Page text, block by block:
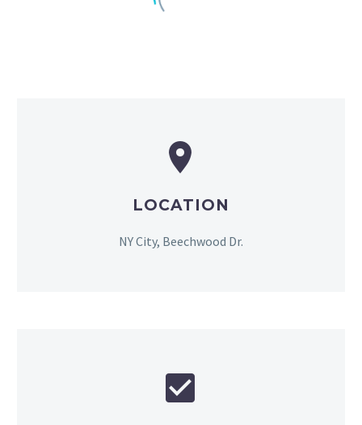


LOCATION
NY City, Beechwood Dr.

